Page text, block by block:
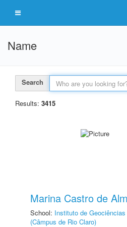
Name
Search
Results: 3415
Marina Castro de
School: Instituto de
(Câmpus de Rio Claro)